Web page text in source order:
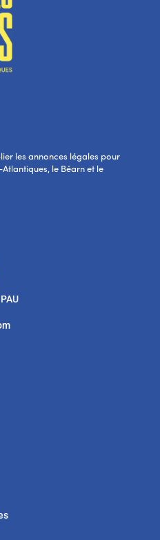
les annonces légales pour
le Béarn et le